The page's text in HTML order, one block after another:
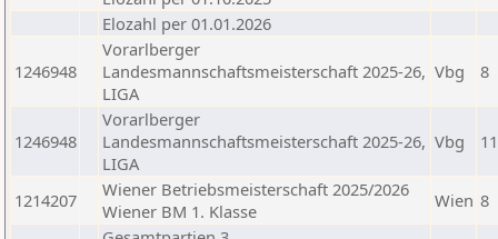
Elozahl per 01.01.2026
1246948
Vorarlberger
Landesmannschaftsmeisterschaft 2025-26,
LIGA
Vbg 8
1246948
Vorarlberger
Landesmannschaftsmeisterschaft 2025-26,
LIGA
Vbg 11
1214207
Wiener Betriebsmeisterschaft 2025/2026
Wiener BM 1. Klasse
Wien 8